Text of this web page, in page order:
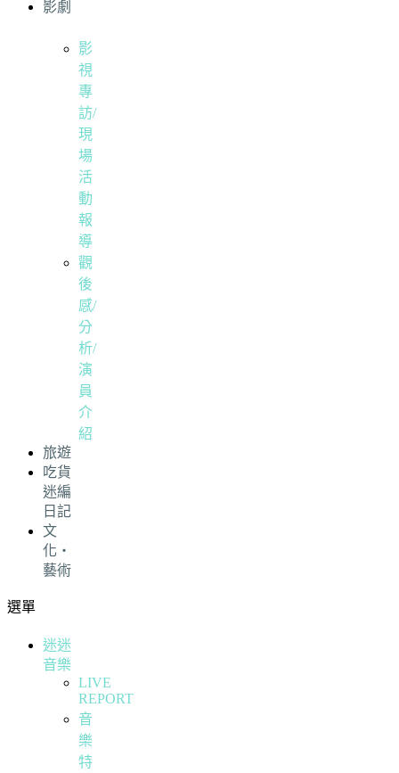
影劇
影
視
專
訪/
現
場
活
動
報
導
觀
後
感/
分
析/
演
員
介
紹
旅遊
吃貨
迷編
日記
文
化・
藝術
選單
迷迷
音樂
LIVE
REPORT
音
樂
特